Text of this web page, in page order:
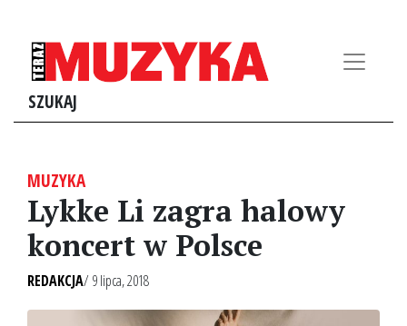
SZUKAJ
MUZYKA
Lykke Li zagra halowy
koncert w Polsce
REDAKCJA/ 9 lipca, 2018